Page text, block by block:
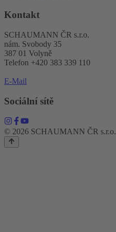
Kontakt
SCHAUMANN ČR s.r.o.
nám. Svobody 35
387 01 Volyně
Telefon +420 383 339 110
E-Mail
Sociální sítě
© 2026 SCHAUMANN ČR s.r.o.